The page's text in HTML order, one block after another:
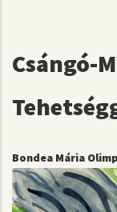
Csángó-
Bondea Mária